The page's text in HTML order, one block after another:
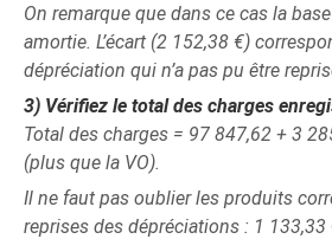
On remarque que dans ce cas la
amortie. L’écart (2 152,38 €)
dépréciation qui n’a pas pu être
3) Vérifiez le total des charges
Total des charges = 97 847,62 + 3
(plus que la VO).
Il ne faut pas oublier les produits
reprises des dépréciations : 1 133,33